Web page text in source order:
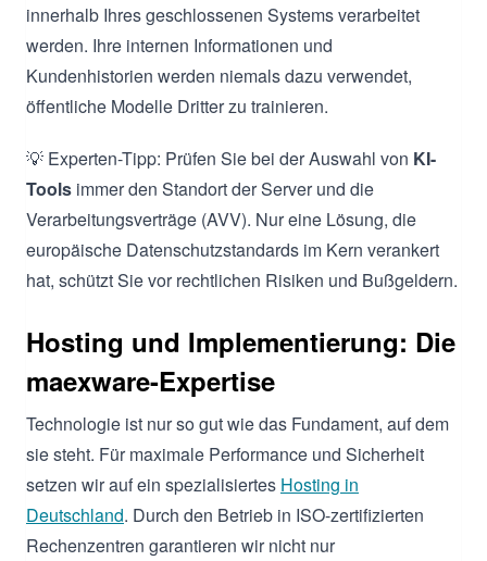
innerhalb Ihres geschlossenen Systems verarbeitet
werden. Ihre internen Informationen und
Kundenhistorien werden niemals dazu verwendet,
öffentliche Modelle Dritter zu trainieren.
💡 Experten-Tipp: Prüfen Sie bei der Auswahl von KI-
Tools immer den Standort der Server und die
Verarbeitungsverträge (AVV). Nur eine Lösung, die
europäische Datenschutzstandards im Kern verankert
hat, schützt Sie vor rechtlichen Risiken und Bußgeldern.
Hosting und Implementierung: Die
maexware-Expertise
Technologie ist nur so gut wie das Fundament, auf dem
sie steht. Für maximale Performance und Sicherheit
setzen wir auf ein spezialisiertes Hosting in
Deutschland. Durch den Betrieb in ISO-zertifizierten
Rechenzentren garantieren wir nicht nur